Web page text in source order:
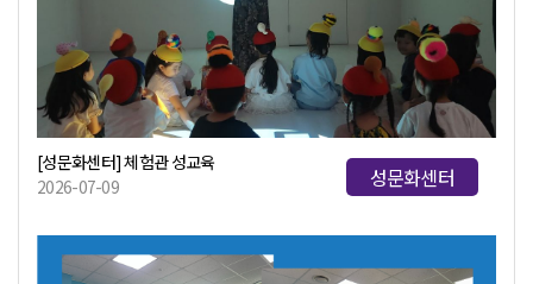
[성문화센터] 체험관 성교육
2026-07-09
성문화센터